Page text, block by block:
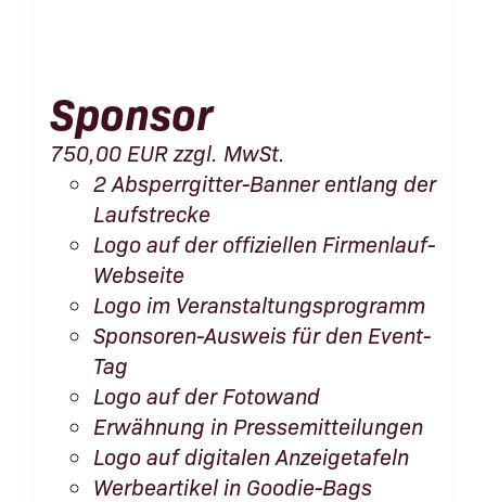
Sponsor
750,00 EURzzgl. MwSt.
2 Absperrgitter-Banner entlang der
Laufstrecke
Logo auf der offiziellen Firmenlauf-
Webseite
Logo im Veranstaltungsprogramm
Sponsoren-Ausweis für den Event-
Tag
Logo auf der Fotowand
Erwähnung in Pressemitteilungen
Logo auf digitalen Anzeigetafeln
Werbeartikel in Goodie-Bags